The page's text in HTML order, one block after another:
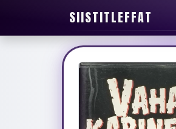
SIISTITLEFFAT